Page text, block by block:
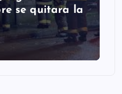
se quitara la